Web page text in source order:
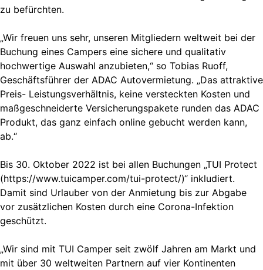
zu befürchten.
„Wir freuen uns sehr, unseren Mitgliedern weltweit bei der
Buchung eines Campers eine sichere und qualitativ
hochwertige Auswahl anzubieten,“ so Tobias Ruoff,
Geschäftsführer der ADAC Autovermietung. „Das attraktive
Preis- Leistungsverhältnis, keine versteckten Kosten und
maßgeschneiderte Versicherungspakete runden das ADAC
Produkt, das ganz einfach online gebucht werden kann,
ab.“
Bis 30. Oktober 2022 ist bei allen Buchungen „TUI Protect
(https://www.tuicamper.com/tui-protect/)“ inkludiert.
Damit sind Urlauber von der Anmietung bis zur Abgabe
vor zusätzlichen Kosten durch eine Corona-Infektion
geschützt.
„Wir sind mit TUI Camper seit zwölf Jahren am Markt und
mit über 30 weltweiten Partnern auf vier Kontinenten